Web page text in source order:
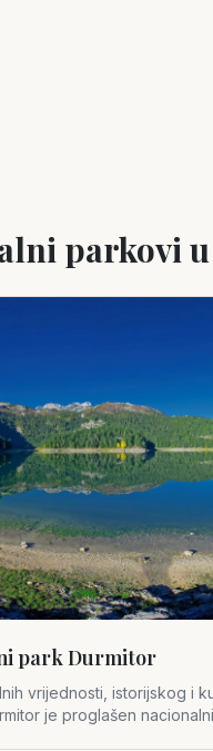
parkovi
park Durmitor
vrijednosti, istorijskog i
je proglašen